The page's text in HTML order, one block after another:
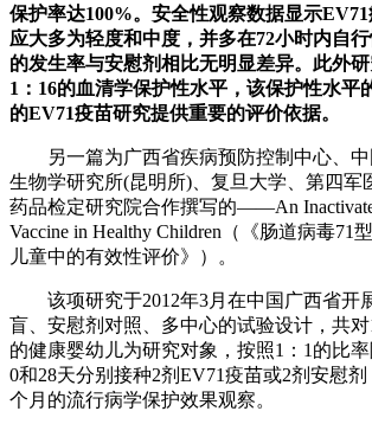
保护率达100%。安全性观察数据显示
应大多为轻度和中度，并多在72小时内自
的发生率与安慰剂相比无明显差异。此外
1：16的血清学保护性水平，该保护性水平
的EV71疫苗研究提供重要的评价依据。
另一篇为广西省疾病预防控制中心、中
生物学研究所(昆明所)、复旦大学、第四军
药品检定研究院合作撰写的——An
Vaccine in Healthy Children（《肠道病毒71
儿童中的有效性评价》）。
该项研究于2012年3月在中国广西省开
盲、安慰剂对照、多中心的试验设计，共对
的健康婴幼儿为研究对象，按照1：1的比
0和28天分别接种2剂EV71疫苗或2剂安慰剂
个月的流行病学保护效果观察。